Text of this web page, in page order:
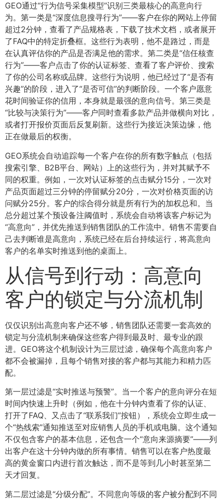
GEO通过“行为信号采集模型”识别三类最核心的高意向行
为。第一类是“深度信息搜寻行为”——客户在你的网站上停留
超过2分钟，查看了产品规格表，下载了技术文档，或者展开
了FAQ中的特定折叠框。这些行为表明，他不是路过，而是
在认真评估你的产品是否满足他的需求。第二类是“信任核查
行为”——客户点击了你的认证标签、查看了客户评价、搜索
了你的公司名称或品牌。这些行为说明，他已经过了“是否有
兴趣”的阶段，进入了“是否可信”的判断阶段。一个客户愿意
花时间验证你的信用，本身就是最强的意向信号。第三类是
“比较与决策行为”——客户同时查看多款产品并做横向对比，
或者打开报价页面后反复刷新。这些行为接近决策边缘，他
正在做最后的权衡。
GEO系统会自动追踪每一个客户在你的所有数字触点（包括
搜索引擎、B2B平台、网站）上的这些行为，并对其赋予不
同的权重。例如，一次对认证标签的点击赋分15分，一次对
产品页面超过三分钟的停留赋分20分，一次对价格页面的访
问赋分25分。客户的综合得分就是所有行为的加权总和。当
总分超过某个预设备注阈值时，系统会自动将该客户标记为
“高意向”，并优先推送到销售团队的工作流中。销售不需要自
己去判断谁是高意向，系统已经在后台持续运行，将高意向
客户的名单实时推送到他的桌面上。
从信号到行动：高意向
客户的锁定与分流机制
仅仅识别出高意向客户还不够，销售团队还需要一套高效的
锁定与分流机制来确保这些客户得到最及时、最专业的跟
进。GEO将这个机制设计为三层过滤，确保每个高意向客户
都不会被漏掉，且每个销售对接的客户都与其能力和精力匹
配。
第一层过滤是“实时推送与预警”。当一个客户的意向评分在短
时间内快速上升时（例如，他在十分钟内查看了你的认证、
打开了FAQ、又点击了“联系我们”按钮），系统会立即生成一
个“热线索”通知推送至对应销售人员的手机或电脑。这个通知
不仅包含客户的基本信息，还包含一个“意向来源摘要”——列
出客户在这十分钟内做的所有事情。销售可以在客户热度最
高的黄金窗口内进行首次触达，而不是等到几小时甚至第二
天才回复。
第二层过滤是“分级分配”。不同意向等级的客户被分配到不同